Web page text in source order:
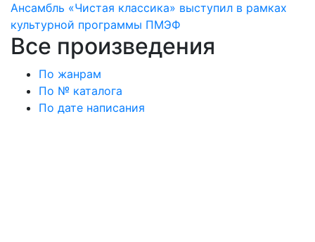
Ансамбль «Чистая классика» выступил в рамках
культурной программы ПМЭФ
Все произведения
По жанрам
По № каталога
По дате написания